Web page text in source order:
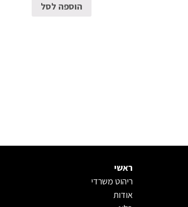
הוספה לסל
ראשי
ריהוט משרדי
אודות